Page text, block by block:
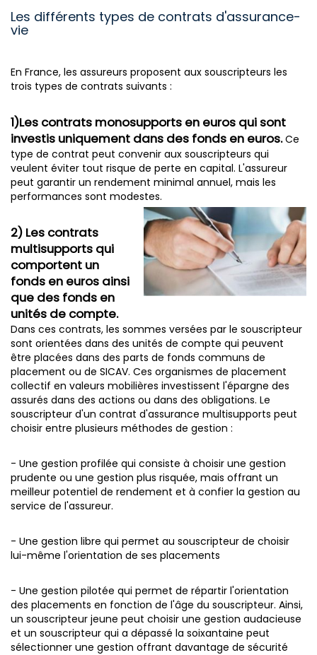
Les différents types de contrats d'assurance-
vie
En France, les assureurs proposent aux souscripteurs les
trois types de contrats suivants :
1)Les contrats monosupports en euros qui sont
investis uniquement dans des fonds en euros.Ce
type de contrat peut convenir aux souscripteurs qui
veulent éviter tout risque de perte en capital. L'assureur
peut garantir un rendement minimal annuel, mais les
performances sont modestes.
2) Les contrats
multisupports qui
comportent un
fonds en euros ainsi
que des fonds en
unités de compte.
Dans ces contrats, les sommes versées par le souscripteur
sont orientées dans des unités de compte qui peuvent
être placées dans des parts de fonds communs de
placement ou de SICAV. Ces organismes de placement
collectif en valeurs mobilières investissent l'épargne des
assurés dans des actions ou dans des obligations. Le
souscripteur d'un contrat d'assurance multisupports peut
choisir entre plusieurs méthodes de gestion :
- Une gestion profilée qui consiste à choisir une gestion
prudente ou une gestion plus risquée, mais offrant un
meilleur potentiel de rendement et à confier la gestion au
service de l'assureur.
- Une gestion libre qui permet au souscripteur de choisir
lui-même l'orientation de ses placements
- Une gestion pilotée qui permet de répartir l'orientation
des placements en fonction de l'âge du souscripteur. Ainsi,
un souscripteur jeune peut choisir une gestion audacieuse
et un souscripteur qui a dépassé la soixantaine peut
sélectionner une gestion offrant davantage de sécurité